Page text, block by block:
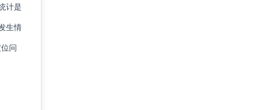
计是
生情
问